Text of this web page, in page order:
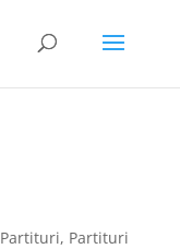
Partituri, Partituri